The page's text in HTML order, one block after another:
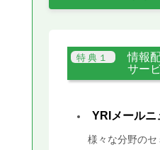
情報
サー
YRIメールニ
様々な分野の